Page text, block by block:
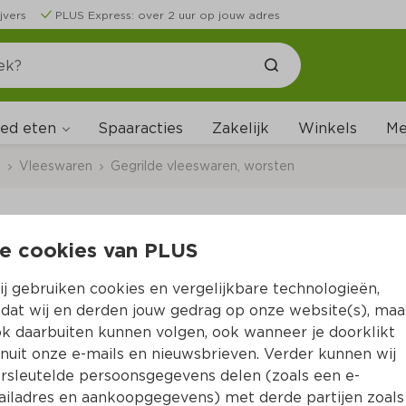
PLUS Express: over 2 uur op jouw adres
eten Spaaracties Zakelijk Winkels
Vleeswaren Gegrilde vleeswaren, worsten
PLUS
Per 100 gram  (per kilo €21.46)
2.15
cookies van PLUS
gebruiken cookies en vergelijkbare technologieën,
wij en derden jouw gedrag op onze website(s),
daarbuiten kunnen volgen, ook wanneer je doorklikt
onze e-mails en nieuwsbrieven. Verder kunnen wij
persoonsgegevens delen (zoals een e-
en aankoopgegevens) met derde partijen zoals